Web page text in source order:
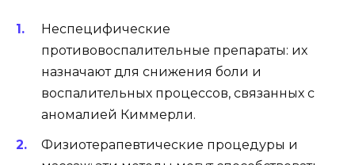
Неспецифические
противовоспалительные препараты: их
назначают для снижения боли и
воспалительных процессов, связанных с
аномалией Киммерли.
Физиотерапевтические процедуры и